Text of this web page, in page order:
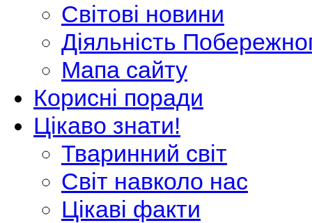
Світові новини
Діяльність
Мапа сайту
Корисні поради
Цікаво знати!
Тваринний світ
Світ навколо нас
Цікаві факти